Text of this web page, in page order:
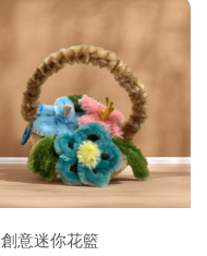
創意迷你花籃